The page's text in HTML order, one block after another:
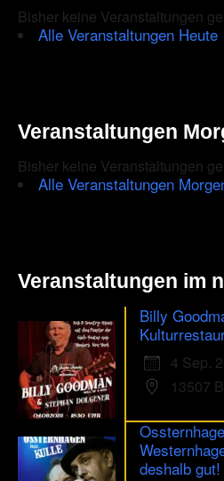
Bisher keine Veranstaltungen
Alle Veranstaltungen Heute
Veranstaltungen
Bisher keine Veranstaltungen
Alle Veranstaltungen
Veranstaltungen im
Billy
4 Sep.
13507
deshalb gut!